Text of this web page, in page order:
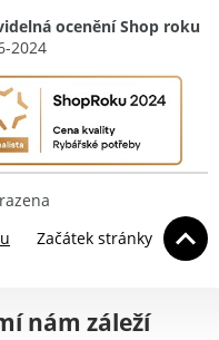
ocenění Shop roku
2024
Začátek stránky
nám záleží